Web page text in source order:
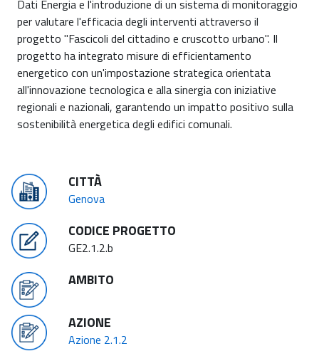
Dati Energia e l'introduzione di un sistema di monitoraggio
per valutare l'efficacia degli interventi attraverso il
progetto "Fascicoli del cittadino e cruscotto urbano". Il
progetto ha integrato misure di efficientamento
energetico con un'impostazione strategica orientata
all'innovazione tecnologica e alla sinergia con iniziative
regionali e nazionali, garantendo un impatto positivo sulla
sostenibilità energetica degli edifici comunali.
CITTÀ
Genova
CODICE PROGETTO
GE2.1.2.b
AMBITO
AZIONE
Azione 2.1.2